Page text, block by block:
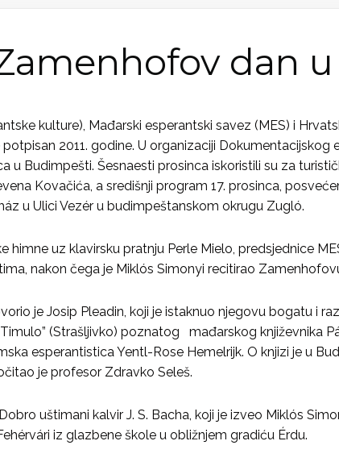
dan
kulture), Mađarski esperantski savez (MES) i
2011. godine. U organizaciji Dokumentacijskog
u Budimpešti. Šesnaesti prosinca iskoristili su za
Kovačića, a središnji program 17. prosinca,
u Ulici Vezér u budimpeštanskom okrugu Zugló.
uz klavirsku pratnju Perle Mielo, predsjednice
nakon čega je Miklós Simonyi recitirao Zamenhofovu
je Josip Pleadin, koji je istaknuo njegovu bogatu i
(Strašljivko) poznatog mađarskog književnika
esperantistica Yentl-Rose Hemelrijk. O knjizi je u
je profesor Zdravko Seleš.
uštimani kalvir J. S. Bacha, koji je izveo Miklós
iz glazbene škole u obližnjem gradiću Érdu.